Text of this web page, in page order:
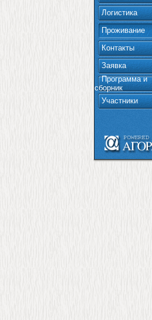
Логистика
Проживание
Контакты
Заявка
Программа и
сборник
Участники